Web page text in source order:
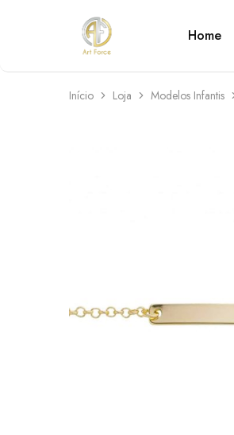
Art
Force
Semijoias
personalizadas
Home
Início Loja Modelos Infantis